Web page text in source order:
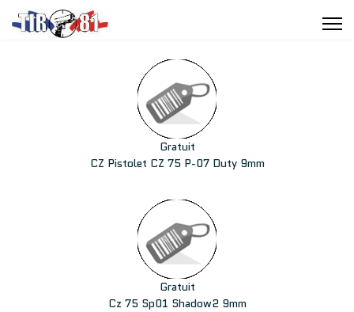
Gratuit
CZ Pistolet CZ 75 P-07 Duty 9mm
Gratuit
Cz 75 Sp01 Shadow2 9mm